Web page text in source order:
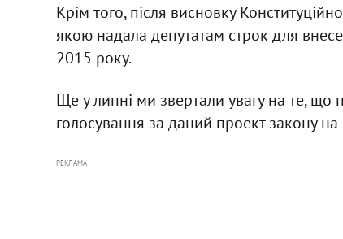
Крім того, після висновку
якою надала депутатам строк для
2015 року.
Ще у липні ми звертали увагу на те,
голосування за даний проект закону на
РЕКЛАМА